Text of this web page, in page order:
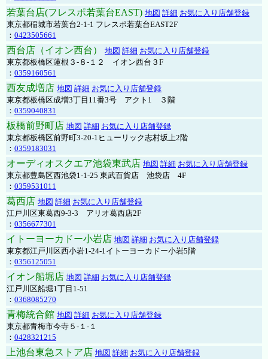
若葉台店(フレスポ若葉台EAST) 地図 詳細 お気に入り店舗登録
東京都稲城市若葉台2-1-1 フレスポ若葉台EAST2F
： 0423505661
西台店（イオン西台） 地図 詳細 お気に入り店舗登録
東京都板橋区蓮根３-８-１２ イオン西台３F
： 0359160561
西友成増店 地図 詳細 お気に入り店舗登録
東京都板橋区成増3丁目11番3号 アクト1 ３階
： 0359040831
板橋前野町店 地図 詳細 お気に入り店舗登録
東京都板橋区前野町3-20-1ヒューリック志村坂上2階
： 0359183031
オーディオスクエア池袋東武店 地図 詳細 お気に入り店舗登録
東京都豊島区西池袋1-1-25 東武百貨店 池袋店 4F
： 0359531011
葛西店 地図 詳細 お気に入り店舗登録
江戸川区東葛西9-3-3 アリオ葛西店2F
： 0356677301
イトーヨーカドー小岩店 地図 詳細 お気に入り店舗登録
東京都江戸川区西小岩1-24-1イトーヨーカドー小岩5階
： 0356125051
イオン船堀店 地図 詳細 お気に入り店舗登録
江戸川区船堀1丁目1-51
： 0368085270
青梅統合館 地図 詳細 お気に入り店舗登録
東京都青梅市今寺５-１-１
： 0428321215
上池台東急ストア店 地図 詳細 お気に入り店舗登録